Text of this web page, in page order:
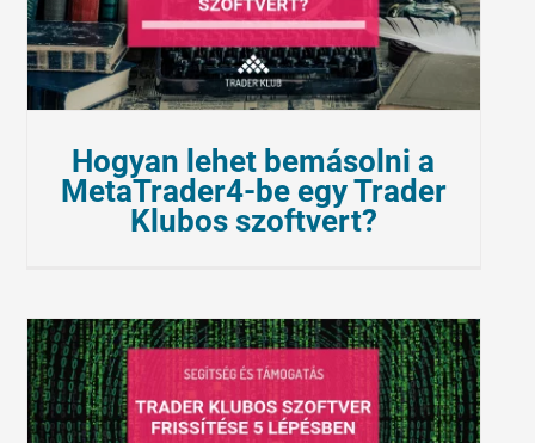
Hogyan lehet bemásolni a
MetaTrader4-be egy Trader
Klubos szoftvert?